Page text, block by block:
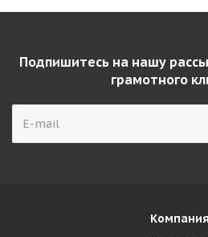
Подпишитесь на нашу
грамотного
Компания